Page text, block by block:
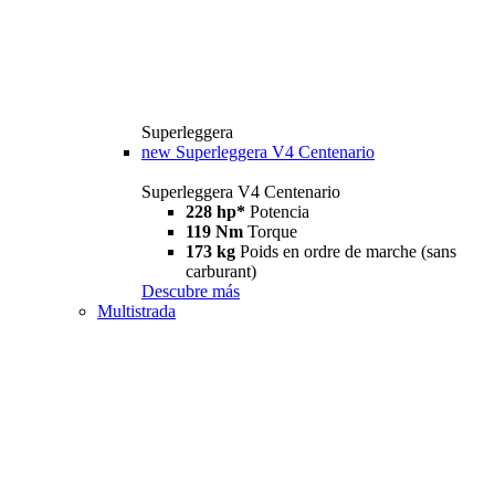
Superleggera
new Superleggera V4 Centenario
Superleggera V4 Centenario
228 hp* Potencia
119 Nm Torque
173 kg Poids en ordre de marche (sans
carburant)
Descubre más
Multistrada